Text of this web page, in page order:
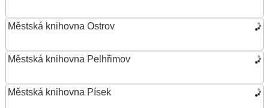
Městská knihovna Ostrov
Městská knihovna Pelhřimov
Městská knihovna Písek